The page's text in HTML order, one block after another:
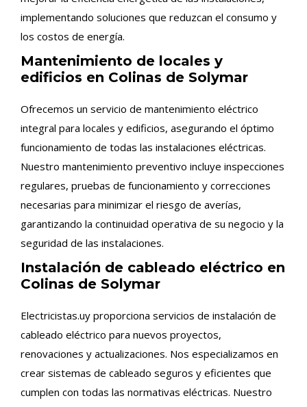
implementando soluciones que reduzcan el consumo y
los costos de energía.
Mantenimiento de locales y
edificios en Colinas de Solymar
Ofrecemos un servicio de mantenimiento eléctrico
integral para locales y edificios, asegurando el óptimo
funcionamiento de todas las instalaciones eléctricas.
Nuestro mantenimiento preventivo incluye inspecciones
regulares, pruebas de funcionamiento y correcciones
necesarias para minimizar el riesgo de averías,
garantizando la continuidad operativa de su negocio y la
seguridad de las instalaciones.
Instalación de cableado eléctrico en
Colinas de Solymar
Electricistas.uy proporciona servicios de instalación de
cableado eléctrico para nuevos proyectos,
renovaciones y actualizaciones. Nos especializamos en
crear sistemas de cableado seguros y eficientes que
cumplen con todas las normativas eléctricas. Nuestro